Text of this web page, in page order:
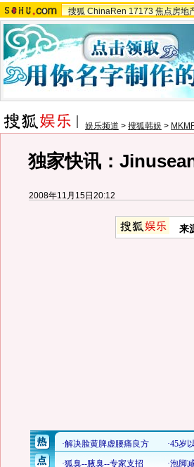
搜狐 ChinaRen 17173 焦点房地
娱乐频道 > 搜狐韩娱 >
独家快讯：
2008年11月15日20:12
来